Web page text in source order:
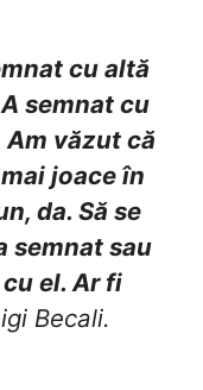
cu altă
semnat cu
văzut că
joace în
da. Să se
semnat sau
el. Ar fi
Becali.